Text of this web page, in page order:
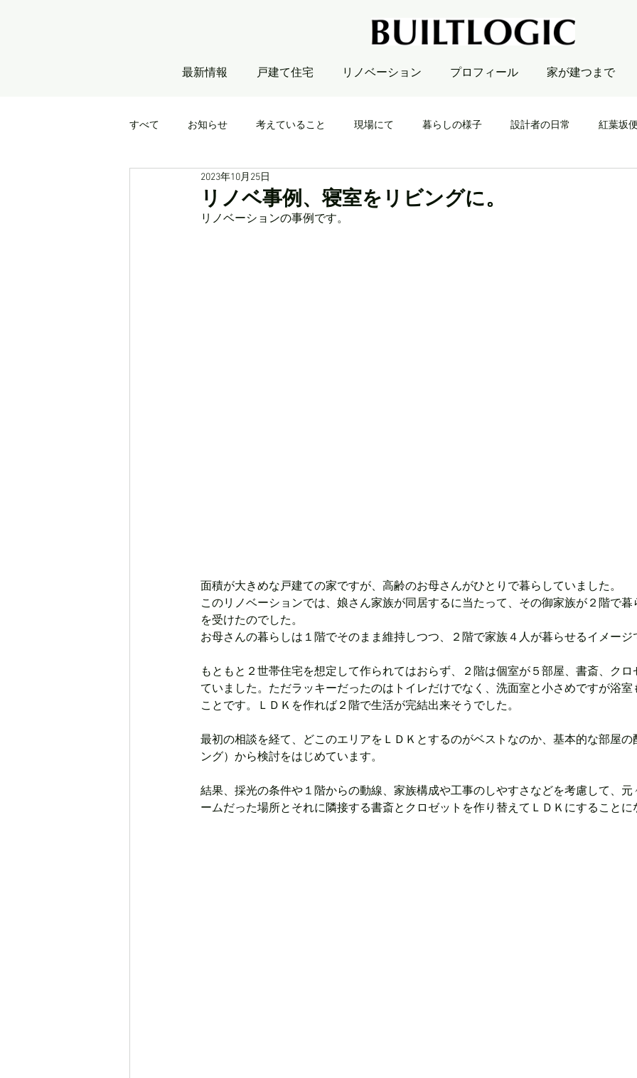
最新情報 戸建て住宅 リノベーション プロフィール 家が建つまで
すべて お知らせ 考えていること 現場にて 暮らしの様子 設計者の日常 紅葉坂
リノベ事例、寝室をリビングに。
2023年10月25日
リノベーションの事例です。
面積が大きめな戸建ての家ですが、高齢のお母さんがひとりで暮らしていました。
このリノベーションでは、娘さん家族が同居するに当たって、その御家族が２階で暮
を受けたのでした。
お母さんの暮らしは１階でそのまま維持しつつ、２階で家族４人が暮らせるイメージ
もともと２世帯住宅を想定して作られてはおらず、２階は個室が５部屋、書斎、ク
ていました。ただラッキーだったのはトイレだけでなく、洗面室と小さめですが浴室
ことです。ＬＤＫを作れば２階で生活が完結出来そうでした。
最初の相談を経て、どこのエリアをＬＤＫとするのがベストなのか、基本的な部屋の
ング）から検討をはじめています。
結果、採光の条件や１階からの動線、家族構成や工事のしやすさなどを考慮して、
ームだった場所とそれに隣接する書斎とクロゼットを作り替えてＬＤＫにすることに